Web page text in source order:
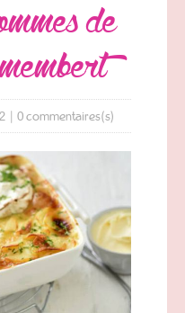
| 0commentaires(s)